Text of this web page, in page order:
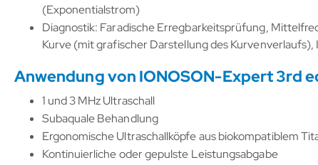
(Exponentialstrom)
Diagnostik: Faradische Erregbarkeitsprüfung,
Kurve (mit grafischer Darstellung des
Anwendung von IONOSON-Expert 3rd
1 und 3 MHz Ultraschall
Subaquale Behandlung
Ergonomische Ultraschallköpfe aus biokompatiblem
Kontinuierliche oder gepulste Leistungsabgabe